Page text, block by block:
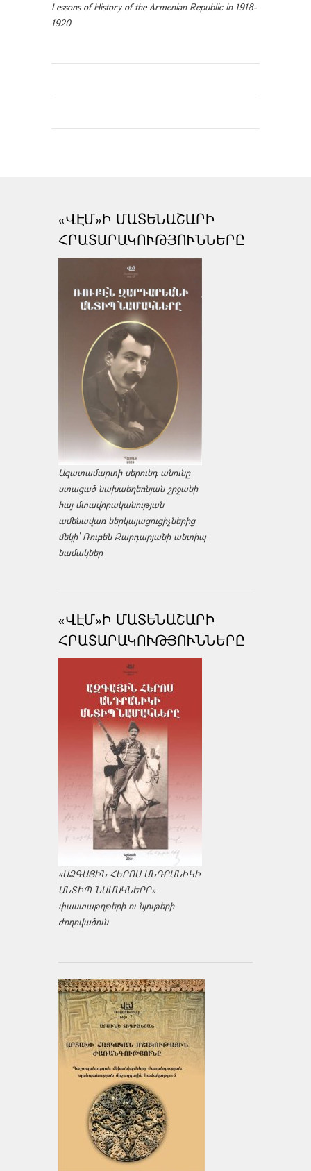
Lessons of History of the Armenian Republic in 1918-
1920
«ՎԷՄ»Ի ՄԱՏԵՆԱՇԱՐԻ
ՀՐԱՏԱՐԱԿՈՒԹՅՈՒՆՆԵՐԸ
Ազատամարտի սերունդ անունը
ստացած նախաեղեռնյան շրջանի
հայ մտավորականության
ամենավառ ներկայացուցիչներից
մեկի՝ Ռուբեն Զարդարյանի անտիպ
նամակներ
«ՎԷՄ»Ի ՄԱՏԵՆԱՇԱՐԻ
ՀՐԱՏԱՐԱԿՈՒԹՅՈՒՆՆԵՐԸ
«ԱԶԳԱՅԻՆ ՀԵՐՈՍ ԱՆԴՐԱՆԻԿԻ
ԱՆՏԻՊ ՆԱՄԱԿՆԵՐԸ»
փաստաթղթերի ու նյութերի
ժողովածուն